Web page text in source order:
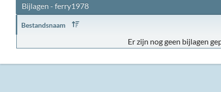
Bijlagen - ferry1978
Bestandsnaam
Er zijn nog geen bijlagen